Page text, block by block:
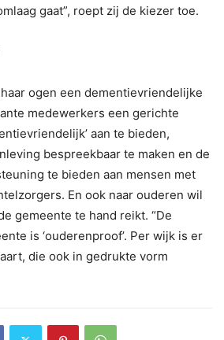
gaat”, roept zij de kiezer toe.
ogen een dementievriendelijke
medewerkers een gerichte
aan te bieden,
bespreekbaar te maken en de
te bieden aan mensen met
En ook naar ouderen wil
gemeente te hand reikt. “De
is ‘ouderenproof’. Per wijk is er
die ook in gedrukte vorm